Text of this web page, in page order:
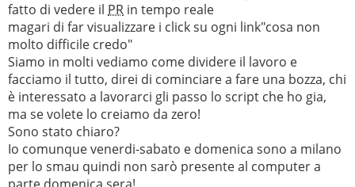
fatto di vedere il PR in tempo reale
magari di far visualizzare i click su ogni link"cosa non
molto difficile credo"
Siamo in molti vediamo come dividere il lavoro e
facciamo il tutto, direi di cominciare a fare una bozza, chi
è interessato a lavorarci gli passo lo script che ho gia,
ma se volete lo creiamo da zero!
Sono stato chiaro?
Io comunque venerdi-sabato e domenica sono a milano
per lo smau quindi non sarò presente al computer a